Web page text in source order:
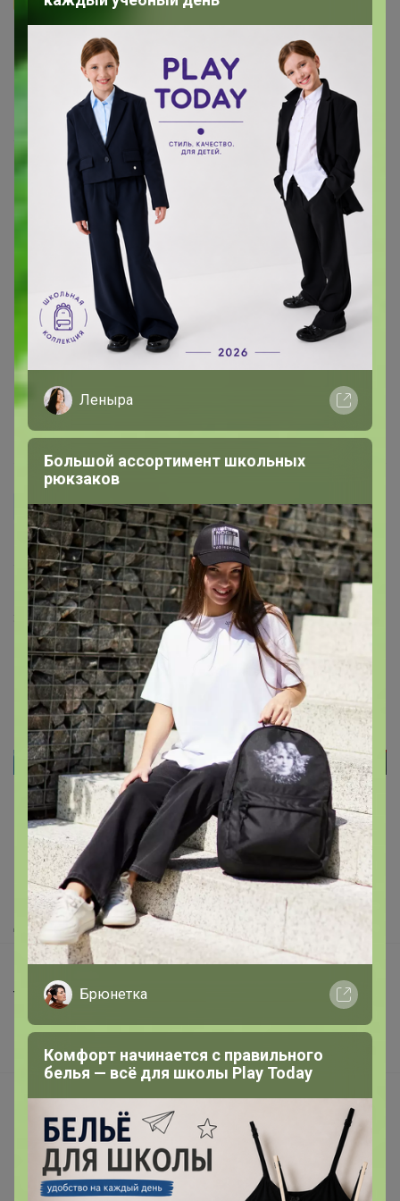
, Здравсвуйте, капсулы, таблетки или сироп - все
это никак не влияет на усваиваемость препарата.
Важно только сама форма элемента или витамина.
Хелат самая современная форма, быстро и почти
полностью усваивается - и не важно в каком виде
таблетка, капсула, сироп. Если вы хотите высыпать
содержимое таблетки - не возбраняется! Если
препарат с хорошим составом, то это без разницы!
‌Теперь по дозировке - как вы уже заметили тут она
другая! 133мг чистого магния в таблетке. Взрослому
нужно ~ 400 мг - т.е это 3 капсулы в день в среднем.
Эта дозировка еще удобна для детей школьного
возраста, 1 капсулы будет достаточно и проглотить
легче. В составе еще есть В6 - он нужен для работы
нашего мозга.
1 апреля, 2024 16:03
Крис
Подскажите, эти капсулы такие же большие как
таблетки в магнии 200мг/60? Капсулы наверное
нельзя раскрывать и пить порошком?
31 марта, 2024 21:35
Реклама
Как здесь все устроено?
Как сделать заказ?
Как получить?
Доставка
Шоурумы
Торговые марки
Наша команда
В наличии
Подарочные сертификаты
Реклама на сайте
Поставщикам
Вакансии
Леныра
Большой ассортимент школьных
рюкзаков
Брюнетка
Комфорт начинается с правильного
белья — всё для школы Play Today